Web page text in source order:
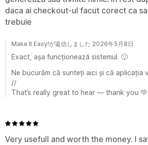
daca ai checkout-ul facut corect ca
trebuie
Make It Easy!が返信しました 2026年5月8日
Exact, așa funcționează sistemul. 🙂
Ne bucurăm că sunteți aici și că aplicația
//
That’s really great to hear — thank you 💚
Very usefull and worth the money. I